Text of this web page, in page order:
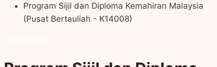
Program Sijil dan Diploma Kemahiran Malaysia
(Pusat Bertauliah - K14008)